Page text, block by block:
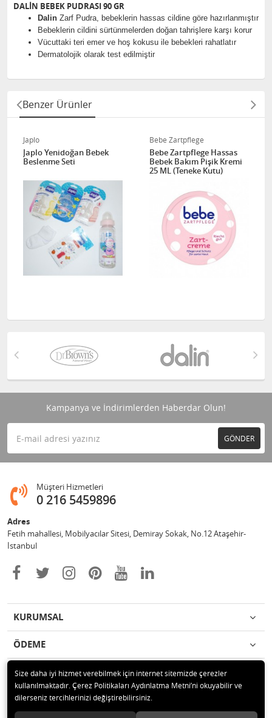
DALİN BEBEK PUDRASI 90 GR
Dalin Zarf Pudra, bebeklerin hassas cildine göre hazırlanmıştır
Bebeklerin cildini sürtünmelerden doğan tahrişlere karşı korur
Vücuttaki teri emer ve hoş kokusu ile bebekleri rahatlatır
Dermatolojik olarak test edilmiştir
Benzer Ürünler
Japlo
Japlo Yenidoğan Bebek
Beslenme Seti
Bebe Zartpflege
Bebe Zartpflege Hassas
Bebek Bakım Pişik Kremi
25 ML (Teneke Kutu)
Kampanya ve İndirimlerden Haberdar Olun!
GÖNDER
Müşteri Hizmetleri
0 216 5459896
Adres
Fetih mahallesi, Mobilyacılar Sitesi, Demiray Sokak, No.12 Ataşehir-
İstanbul
KURUMSAL
ÖDEME
İLETİŞİM
© 2020 Leylek Mağazacılık Hizmetleri Ltd. Şti. Tüm hakları saklıdır.
Size daha iyi hizmet verebilmek için internet sitemizde çerezler
kullanılmaktadır. Çerez Politikaları Aydınlatma Metni’ni okuyabilir ve
dilerseniz tercihlerinizi değiştirebilirsiniz.